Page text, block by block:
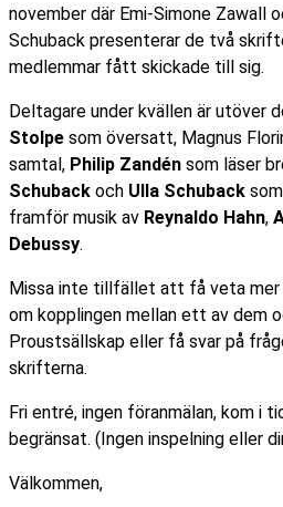
november där Emi-Simone Zawall
Schuback presenterar de två
medlemmar fått skickade till sig.
Deltagare under kvällen är utöver
Stolpe som översatt, Magnus
samtal, Philip Zandén som läser
Schuback och Ulla Schuback
framför musik av Reynaldo Hahn,
Debussy.
Missa inte tillfället att få veta mer
om kopplingen mellan ett av dem
Proustsällskap eller få svar på
skrifterna.
Fri entré, ingen föranmälan, kom i
begränsat. (Ingen inspelning eller
Välkommen,